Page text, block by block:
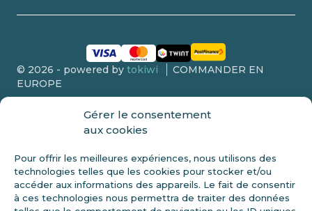
Gérer le consentement
aux cookies
Pour offrir les meilleures expériences, nous utilisons des
technologies telles que les cookies pour stocker et/ou
accéder aux informations des appareils. Le fait de consentir
à ces technologies nous permettra de traiter des données
© 2026 - powered by tokiwi
COMMANDER EN
EUROPE
DIVULGATION DE LA FDA
Ce produit n’est pas vendu aux personnes de moins de 18 ans.
Ces déclarations n’ont pas été évaluées par la FDA et ne sont pas
destinées à diagnostiquer, traiter ou guérir une maladie. Vérifiez